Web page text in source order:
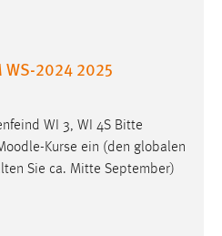
WS-2024 2025
WI 3, WI 4S Bitte
-Kurse ein (den globalen
Sie ca. Mitte September)